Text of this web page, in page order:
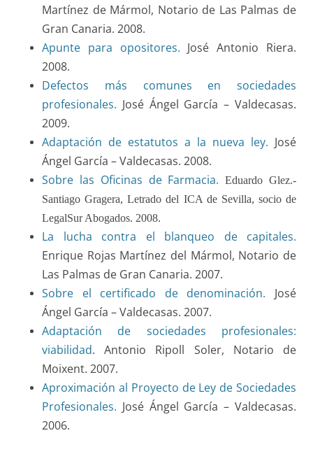
Martínez de Mármol, Notario de Las Palmas de
Gran Canaria. 2008.
Apunte para opositores. José Antonio Riera.
2008.
Defectos más comunes en sociedades
profesionales. José Ángel García – Valdecasas.
2009.
Adaptación de estatutos a la nueva ley. José
Ángel García – Valdecasas. 2008.
Sobre las Oficinas de Farmacia. Eduardo Glez.-
Santiago Gragera, Letrado del ICA de Sevilla, socio de
LegalSur Abogados. 2008.
La lucha contra el blanqueo de capitales.
Enrique Rojas Martínez del Mármol, Notario de
Las Palmas de Gran Canaria. 2007.
Sobre el certificado de denominación. José
Ángel García – Valdecasas. 2007.
Adaptación de sociedades profesionales:
viabilidad. Antonio Ripoll Soler, Notario de
Moixent. 2007.
Aproximación al Proyecto de Ley de Sociedades
Profesionales. José Ángel García – Valdecasas.
2006.